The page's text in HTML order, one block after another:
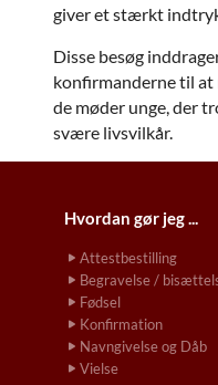
giver et stærkt
Disse besøg
konfirmanderne til
de møder unge, der
svære livsvilkår.
Hvordan gør jeg ...
Attestbestilling
Begravelse /
Fødsel
Konfirmation
Navngivelse og Dåb
Vielse